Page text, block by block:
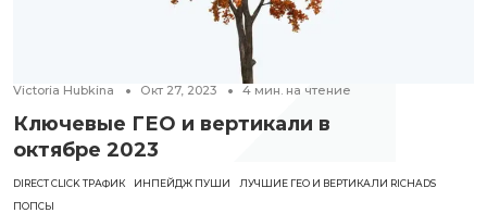
Victoria Hubkina Окт 27, 2023 4 мин. на чтение
Ключевые ГЕО и вертикали в
октябре 2023
DIRECT CLICK ТРАФИК ИНПЕЙДЖ ПУШИ
ЛУЧШИЕ ГЕО И ВЕРТИКАЛИ RICHADS
ПОПСЫ